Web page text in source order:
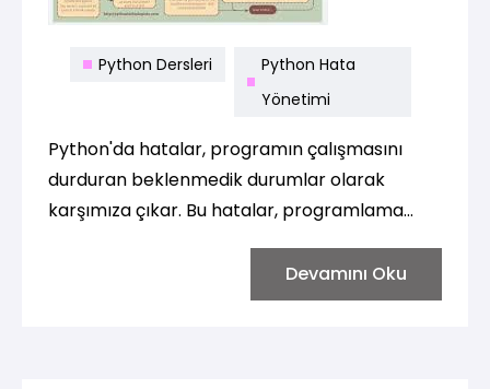
Python Dersleri
Python Hata
Yönetimi
Python'da hatalar, programın çalışmasını
durduran beklenmedik durumlar olarak
karşımıza çıkar. Bu hatalar, programlama
Python'da bu hataları ele almak için belirli
hata türleri ve bu türlerin nasıl ortaya çıktığını
Devamını Oku